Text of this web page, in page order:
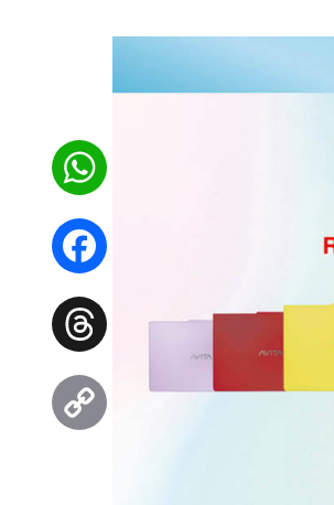
WhatsApp
Facebook
Threads